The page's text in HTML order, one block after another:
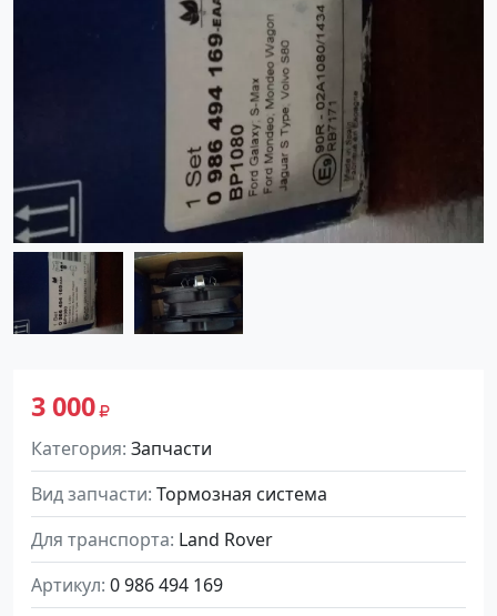
3 000
Категория Запчасти
Вид запчасти Тормозная система
Для транспорта Land Rover
Артикул 0 986 494 169